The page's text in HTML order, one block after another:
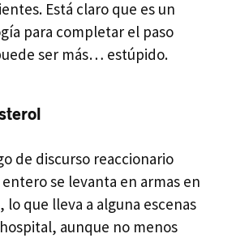
Está claro que es un
para completar el paso
ser más… estúpido.
de discurso reaccionario
se levanta en armas en
lo que lleva a alguna escenas
aunque no menos